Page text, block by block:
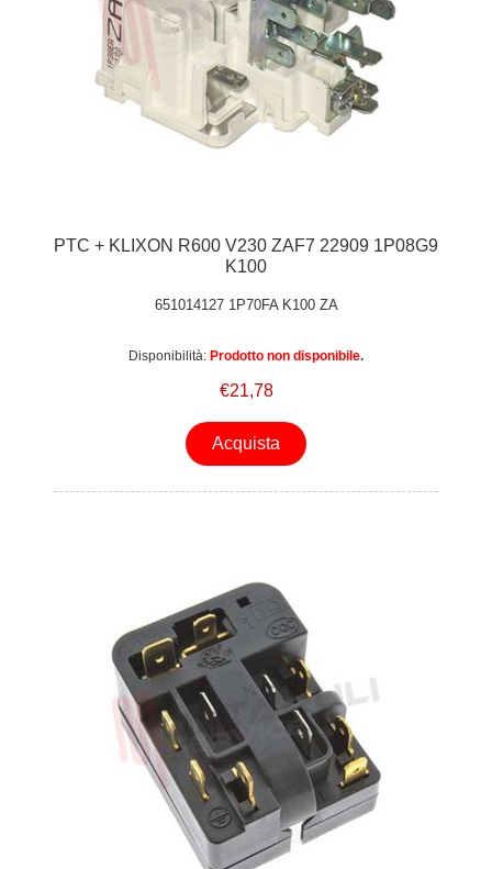
PTC + KLIXON R600 V230 ZAF7 22909 1P08G9
K100
651014127 1P70FA K100 ZA
Disponibilità: Prodotto non disponibile.
€21,78
Acquista